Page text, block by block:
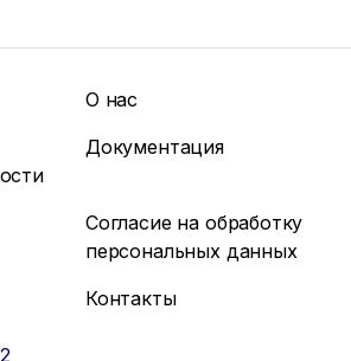
О нас
Документация
Согласие на обработку
персональных данных
Контакты